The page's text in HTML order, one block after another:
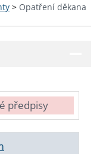
> Opatření děkana
předpisy